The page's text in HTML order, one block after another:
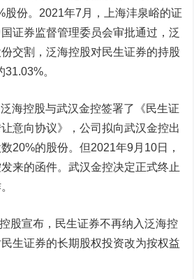
股份。2021年7月，上海沣泉峪的证
证券监督管理委员会审批通过，泛
交割，泛海控股对民生证券的持股
。
控股与武汉金控签署了《民生证
意向协议》，公司拟向武汉金控出
20%的股份。但2021年9月10日，
来的函件。武汉金控决定正式终止
宣布，民生证券不再纳入泛海控
生证券的长期股权投资改为按权益